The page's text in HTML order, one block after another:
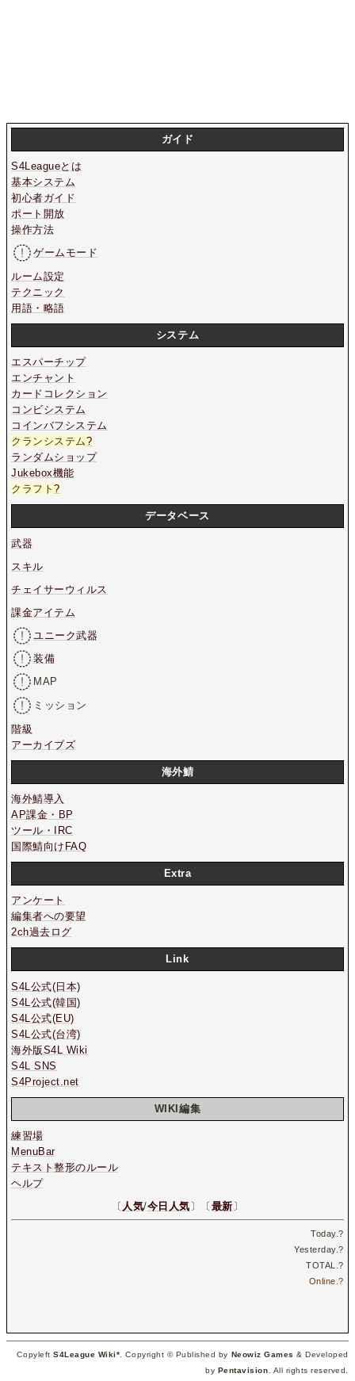
ガイド
S4Leagueとは
基本システム
初心者ガイド
ポート開放
操作方法
ゲームモード
ルーム設定
テクニック
用語・略語
システム
エスパーチップ
エンチャント
カードコレクション
コンビシステム
コインバフシステム
クランシステム?
ランダムショップ
Jukebox機能
クラフト?
データベース
武器
スキル
チェイサーウィルス
課金アイテム
ユニーク武器
装備
MAP
ミッション
階級
アーカイブズ
海外鯖
海外鯖導入
AP課金・BP
ツール・IRC
国際鯖向けFAQ
Extra
アンケート
編集者への要望
2ch過去ログ
Link
S4L公式(日本)
S4L公式(韓国)
S4L公式(EU)
S4L公式(台湾)
海外版S4L Wiki
S4L SNS
S4Project.net
WIKI編集
練習場
MenuBar
テキスト整形のルール
ヘルプ
〔 人気/今日人気 〕〔 最新 〕
Today.?
Yesterday.?
TOTAL.?
Online.?
CopyleftS4League Wiki*. Copyright © Published by Neowiz Games & Developed
by Pentavision. All rights reserved.